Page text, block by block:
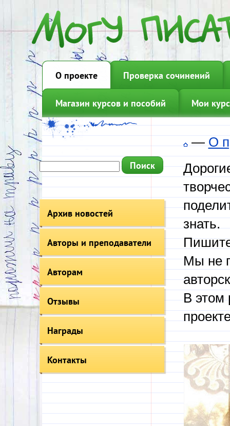
О проекте Проверка сочинений
Магазин курсов и пособий Мои
Архив новостей
Авторы и преподаватели
Авторам
Отзывы
Награды
Контакты
—О
знать.
Мы не
В этом